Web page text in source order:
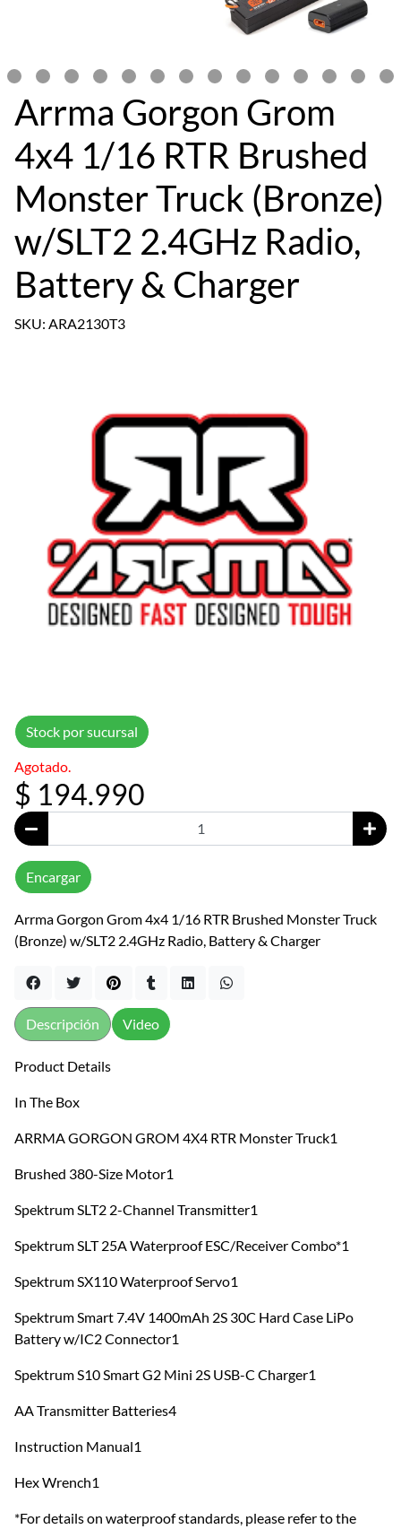
Arrma Gorgon Grom
4x4 1/16 RTR Brushed
Monster Truck (Bronze)
w/SLT2 2.4GHz Radio,
Battery & Charger
SKU: ARA2130T3
Stock por sucursal
Agotado.
$ 194.990
Encargar
Arrma Gorgon Grom 4x4 1/16 RTR Brushed Monster Truck
(Bronze) w/SLT2 2.4GHz Radio, Battery & Charger
Product Details
In The Box
ARRMA GORGON GROM 4X4 RTR Monster Truck1
Brushed 380-Size Motor1
Spektrum SLT2 2-Channel Transmitter1
Spektrum SLT 25A Waterproof ESC/Receiver Combo*1
Spektrum SX110 Waterproof Servo1
Spektrum Smart 7.4V 1400mAh 2S 30C Hard Case LiPo
Battery w/IC2 Connector1
Spektrum S10 Smart G2 Mini 2S USB-C Charger1
AA Transmitter Batteries4
Instruction Manual1
Hex Wrench1
*For details on waterproof standards, please refer to the
Descripción Video